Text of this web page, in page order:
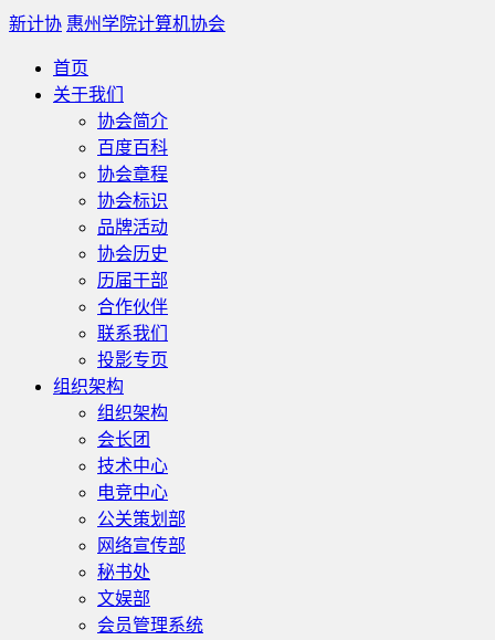
新计协 惠州学院计算机协会
首页
关于我们
协会简介
百度百科
协会章程
协会标识
品牌活动
协会历史
历届干部
合作伙伴
联系我们
投影专页
组织架构
组织架构
会长团
技术中心
电竞中心
公关策划部
网络宣传部
秘书处
文娱部
会员管理系统